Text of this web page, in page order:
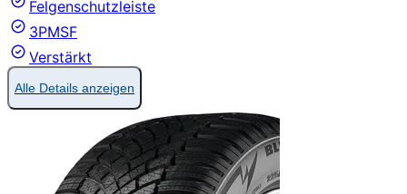
Felgenschutzleiste
3PMSF
Verstärkt
Alle Details anzeigen